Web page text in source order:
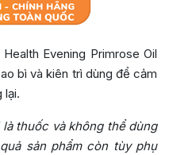
Evening Primrose Oil
bì và kiên trì dùng để cảm
lại.
thuốc và không thể dùng
sản phẩm còn tùy phụ